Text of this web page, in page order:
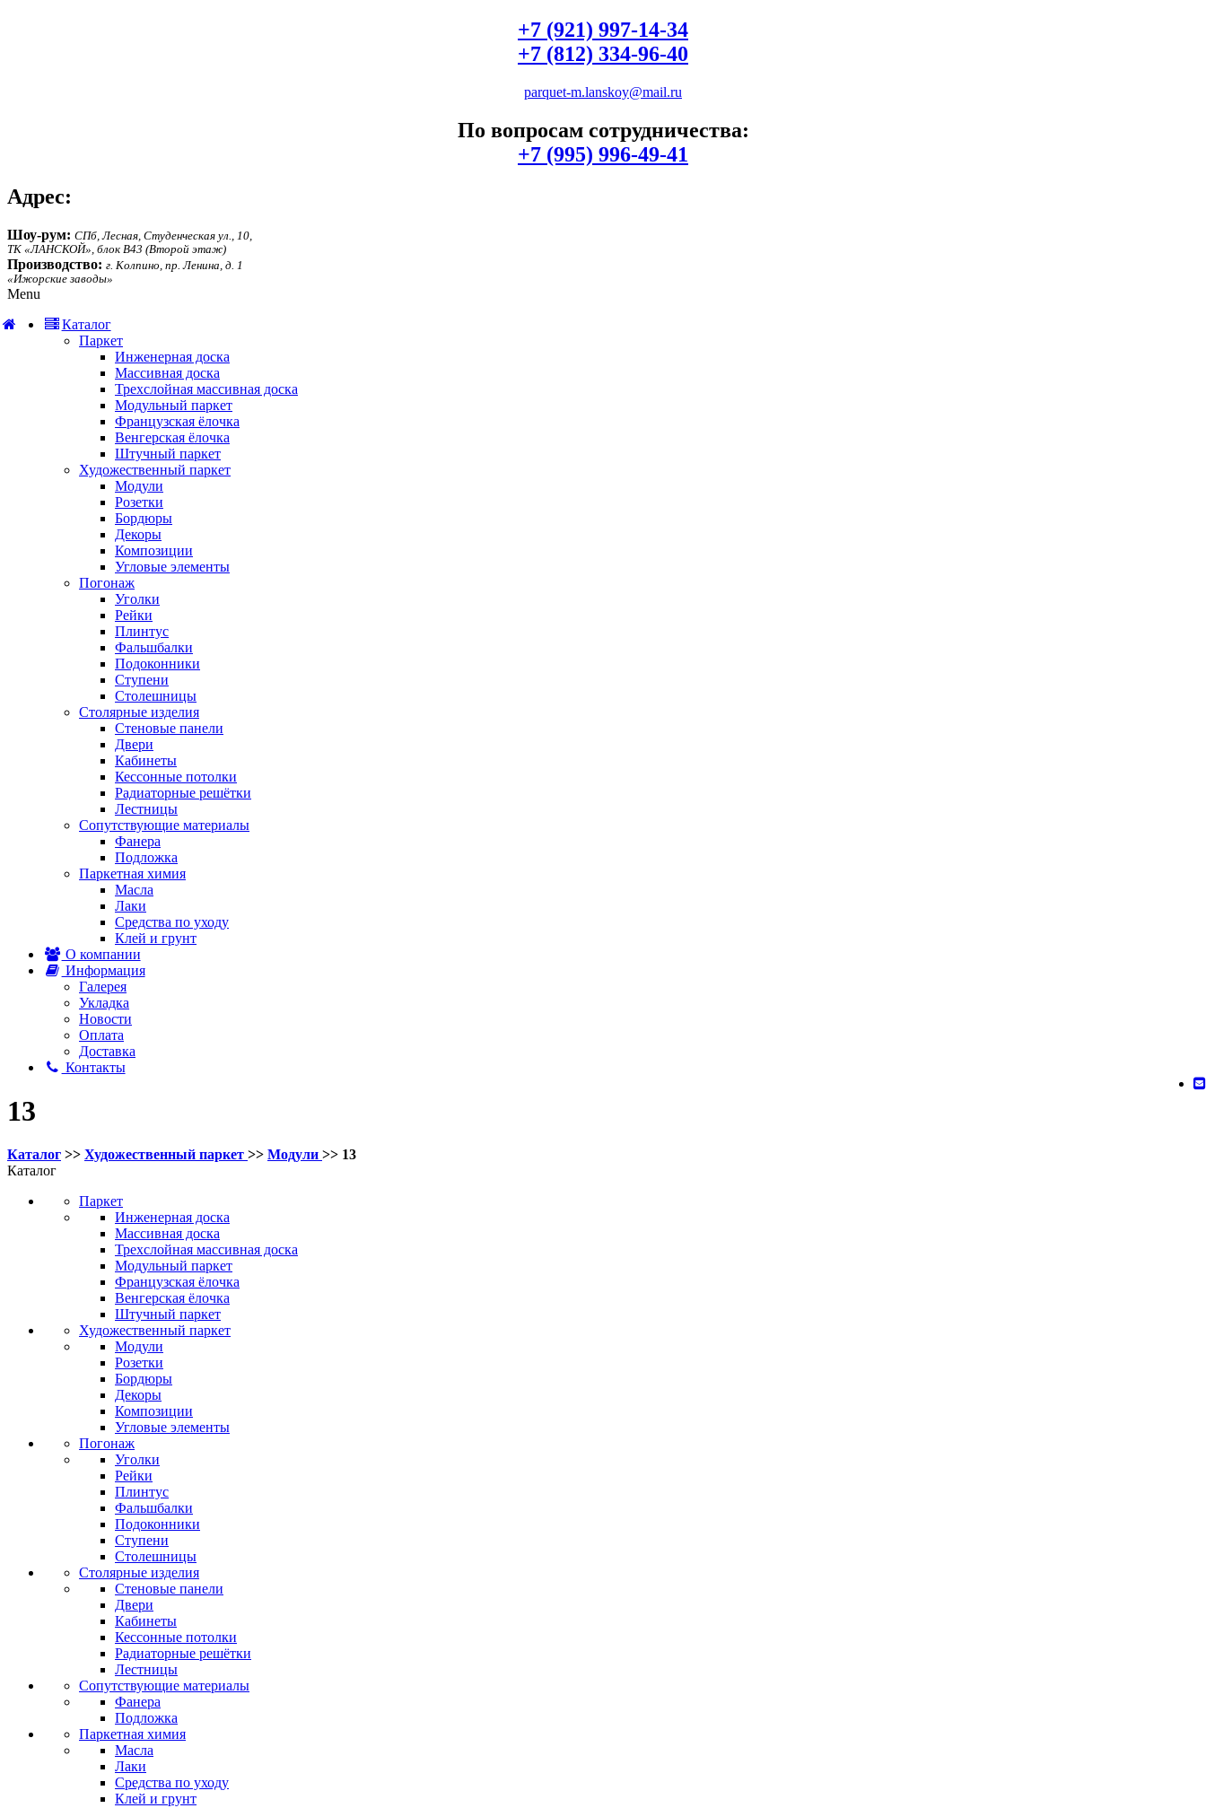
+7 (921) 997-14-34
+7 (812) 334-96-40
parquet-m.lanskoy@mail.ru
По вопросам сотрудничества:
+7 (995) 996-49-41
Адрес:
Шоу-рум: СПб, Лесная, Студенческая ул., 10,
ТК «ЛАНСКОЙ», блок В43 (Второй этаж)
Производство: г. Колпино, пр. Ленина, д. 1
«Ижорские заводы»
Menu
Каталог
Паркет
Инженерная доска
Массивная доска
Трехслойная массивная доска
Модульный паркет
Французская ёлочка
Венгерская ёлочка
Штучный паркет
Художественный паркет
Модули
Розетки
Бордюры
Декоры
Композиции
Угловые элементы
Погонаж
Уголки
Рейки
Плинтус
Фальшбалки
Подоконники
Ступени
Столешницы
Столярные изделия
Стеновые панели
Двери
Кабинеты
Кессонные потолки
Радиаторные решётки
Лестницы
Сопутствующие материалы
Фанера
Подложка
Паркетная химия
Масла
Лаки
Средства по уходу
Клей и грунт
О компании
Информация
Галерея
Укладка
Новости
Оплата
Доставка
Контакты
13
Каталог >> Художественный паркет >> Модули >> 13
Каталог
Паркет
Инженерная доска
Массивная доска
Трехслойная массивная доска
Модульный паркет
Французская ёлочка
Венгерская ёлочка
Штучный паркет
Художественный паркет
Модули
Розетки
Бордюры
Декоры
Композиции
Угловые элементы
Погонаж
Уголки
Рейки
Плинтус
Фальшбалки
Подоконники
Ступени
Столешницы
Столярные изделия
Стеновые панели
Двери
Кабинеты
Кессонные потолки
Радиаторные решётки
Лестницы
Сопутствующие материалы
Фанера
Подложка
Паркетная химия
Масла
Лаки
Средства по уходу
Клей и грунт